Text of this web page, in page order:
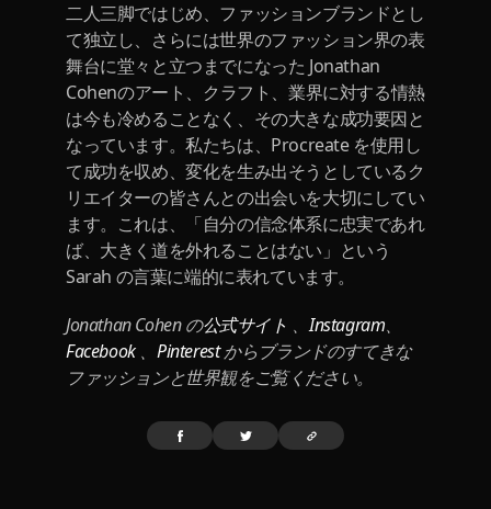
二人三脚ではじめ、ファッションブランドとし
て独立し、さらには世界のファッション界の表
舞台に堂々と立つまでになった Jonathan
Cohenのアート、クラフト、業界に対する情熱
は今も冷めることなく、その大きな成功要因と
なっています。私たちは、Procreate を使用し
て成功を収め、変化を生み出そうとしているク
リエイターの皆さんとの出会いを大切にしてい
ます。これは、「自分の信念体系に忠実であれ
ば、大きく道を外れることはない」という
Sarah の言葉に端的に表れています。
Jonathan Cohen の公式サイト 、Instagram、
Facebook、Pinterestからブランドのすてきな
ファッションと世界観をご覧ください。